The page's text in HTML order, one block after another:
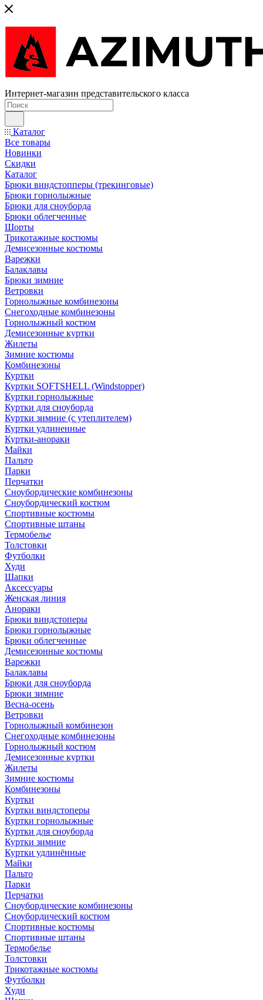
Интернет-магазин представительского класса
Каталог
Все товары
Новинки
Скидки
Каталог
Брюки виндстопперы (трекинговые)
Брюки горнолыжные
Брюки для сноуборда
Брюки облегченные
Шорты
Трикотажные костюмы
Демисезонные костюмы
Варежки
Балаклавы
Брюки зимние
Ветровки
Горнолыжные комбинезоны
Снегоходные комбинезоны
Горнолыжный костюм
Демисезонные куртки
Жилеты
Зимние костюмы
Комбинезоны
Куртки
Куртки SOFTSHELL (Windstopper)
Куртки горнолыжные
Куртки для сноуборда
Куртки зимние (с утеплителем)
Куртки удлиненные
Куртки-анораки
Майки
Пальто
Парки
Перчатки
Сноубордические комбинезоны
Сноубордический костюм
Спортивные костюмы
Спортивные штаны
Термобелье
Толстовки
Футболки
Худи
Шапки
Аксессуары
Женская линия
Анораки
Брюки виндстоперы
Брюки горнолыжные
Брюки облегченные
Демисезонные костюмы
Варежки
Балаклавы
Брюки для сноуборда
Брюки зимние
Весна-осень
Ветровки
Горнолыжный комбинезон
Снегоходные комбинезоны
Горнолыжный костюм
Демисезонные куртки
Жилеты
Зимние костюмы
Комбинезоны
Куртки
Куртки виндстоперы
Куртки горнолыжные
Куртки для сноуборда
Куртки зимние
Куртки удлинённые
Майки
Пальто
Парки
Перчатки
Сноубордические комбинезоны
Сноубордический костюм
Спортивные костюмы
Спортивные штаны
Термобелье
Толстовки
Трикотажные костюмы
Футболки
Худи